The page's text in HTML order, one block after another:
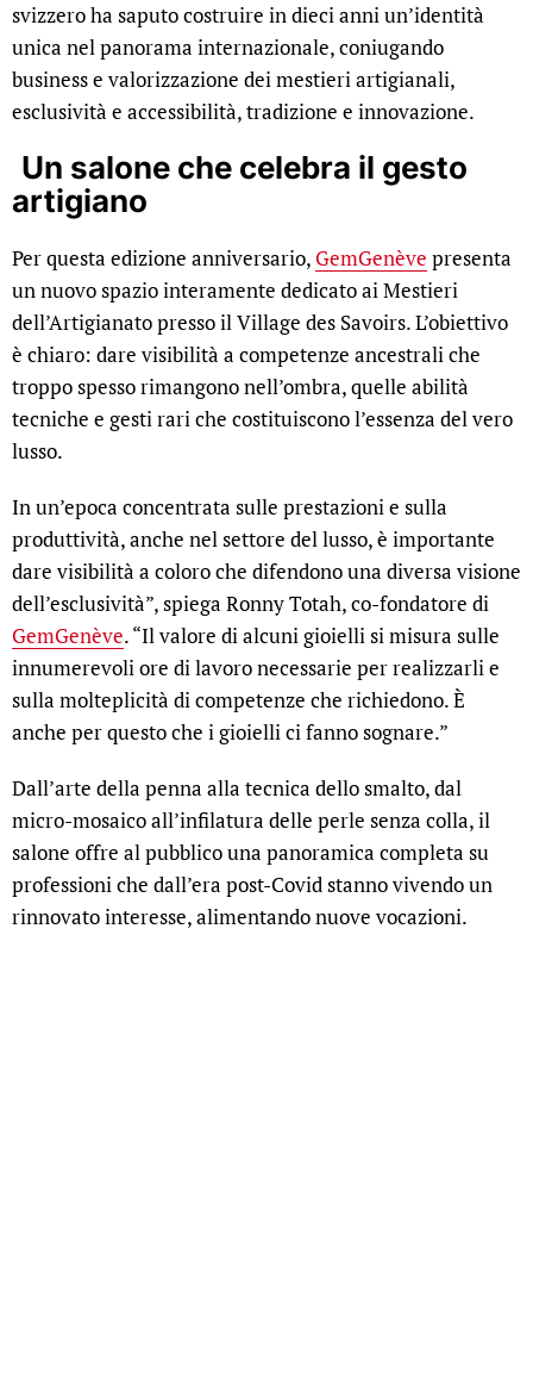
svizzero ha saputo costruire in dieci anni un’identità
unica nel panorama internazionale, coniugando
business e valorizzazione dei mestieri artigianali,
esclusività e accessibilità, tradizione e innovazione.
Un salone che celebra il gesto
artigiano
Per questa edizione anniversario, GemGenève presenta
un nuovo spazio interamente dedicato ai Mestieri
dell’Artigianato presso il Village des Savoirs. L’obiettivo
è chiaro: dare visibilità a competenze ancestrali che
troppo spesso rimangono nell’ombra, quelle abilità
tecniche e gesti rari che costituiscono l’essenza del vero
lusso.
In un’epoca concentrata sulle prestazioni e sulla
produttività, anche nel settore del lusso, è importante
dare visibilità a coloro che difendono una diversa visione
dell’esclusività”, spiega Ronny Totah, co-fondatore di
GemGenève. “Il valore di alcuni gioielli si misura sulle
innumerevoli ore di lavoro necessarie per realizzarli e
sulla molteplicità di competenze che richiedono. È
anche per questo che i gioielli ci fanno sognare.”
Dall’arte della penna alla tecnica dello smalto, dal
micro-mosaico all’infilatura delle perle senza colla, il
salone offre al pubblico una panoramica completa su
professioni che dall’era post-Covid stanno vivendo un
rinnovato interesse, alimentando nuove vocazioni.